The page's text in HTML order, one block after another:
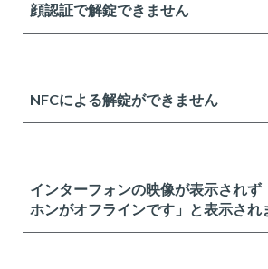
顔認証で解錠できません
NFCによる解錠ができません
インターフォンの映像が表示されず
ホンがオフラインです」と表示され